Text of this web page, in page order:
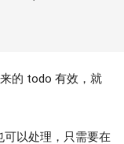
的 todo 有效，就
以处理，只需要在